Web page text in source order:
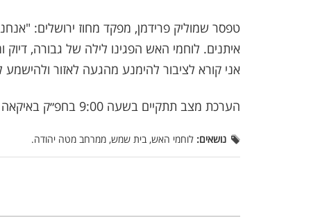
טפסר שמוליק פרידמן, מפקד מחוז ירושלים:
איתנים. לוחמי האש הפגינו לילה של גבורה,
אני קורא לציבור להימנע מהגעה לאזור
הערכת מצב תתקיים בשעה 9:00 בחפ״ק באיקאה אשתאול.
נושאים: לוחמי האש, בית שמש, ממרחב מטה יהודה.